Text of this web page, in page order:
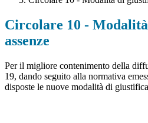
Circolare 10 -
assenze
Per il migliore contenimento della
19, dando seguito alla normativa
disposte le nuove modalità di